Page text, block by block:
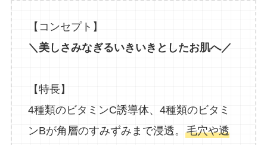
【コンセプト】
＼美しさみなぎるいきいきとしたお肌へ／
【特長】
4種類のビタミンC誘導体、4種類のビタミ
ンBが角層のすみずみまで浸透。 毛穴や透